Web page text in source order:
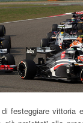
festeggiare vittoria